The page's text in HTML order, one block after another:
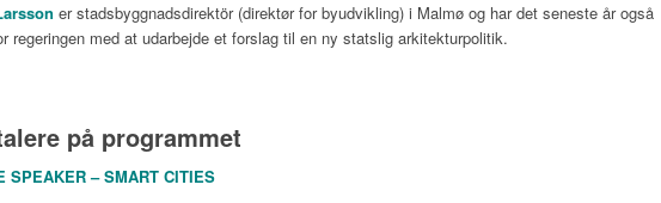
er stadsbyggnadsdirektör (direktør for byudvikling) i Malmø og har det seneste år også
regeringen med at udarbejde et forslag til en ny statslig arkitekturpolitik.
på programmet
SPEAKER – SMART CITIES